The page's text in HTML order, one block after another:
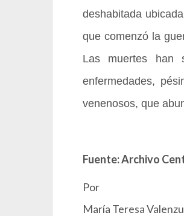
deshabitada
que comenzó la
Las muertes han
enfermedades,
venenosos, que
Fuente: Archivo
Por
María Teresa